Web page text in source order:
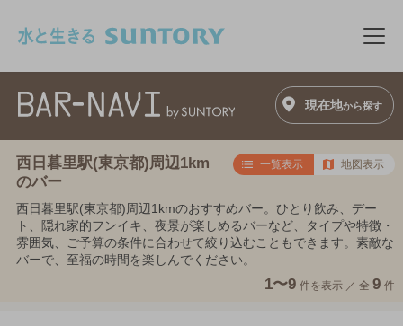
メ
現在地から探す
西日暮里駅(東京都)周辺1km
のバー
一覧表示 地図表示
西日暮里駅(東京都)周辺1kmのおすすめバー。ひとり飲み、デー
ト、隠れ家的フンイキ、夜景が楽しめるバーなど、タイプや特徴・
雰囲気、ご予算の条件に合わせて絞り込むこともできます。素敵な
バーで、至福の時間を楽しんでください。
1〜9 件を表示 ／ 全 9 件